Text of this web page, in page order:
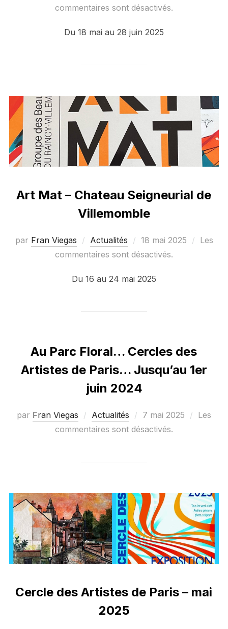
le
commentaires sont désactivés.
Du 18 mai au 28 juin 2025
Art Mat – Chateau Seigneurial de
Villemomble
par Fran Viegas Actualités
Publié
le
18 mai 2025
Les
commentaires sont désactivés.
Du 16 au 24 mai 2025
Au Parc Floral… Cercles des
Artistes de Paris… Jusqu’au 1er
juin 2024
par Fran Viegas Actualités
Publié
le
7 mai 2025
Les
commentaires sont désactivés.
Cercle des Artistes de Paris – mai
2025